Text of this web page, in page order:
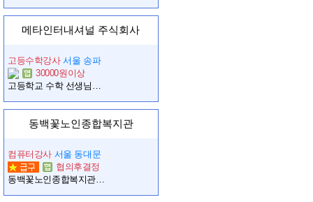
메타인터내셔널 주식회사
고등수학강사 서울 송파
30000원이상
고등학교 수학 선생님을 모십니다.
동백꽃노인종합복지관
컴퓨터강사 서울 동대문
협의후결정
동백꽃노인종합복지관 IT(AI 활용)강사 모집합니다.